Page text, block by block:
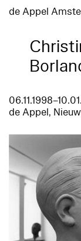
de Appel
de Appel,